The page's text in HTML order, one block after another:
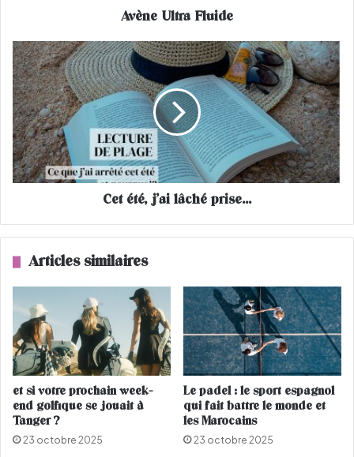
l
u
i
d
e
Avène Ultra Fluide
C
e
t
é
t
é
,
j
’
i
s
…
Cet été, j’ai lâché prise…
Articles similaires
et si votre prochain week-
end golfique se jouait à
Tanger ?
23 octobre 2025
Le padel : le sport espagnol
qui fait battre le monde et
les Marocains
23 octobre 2025